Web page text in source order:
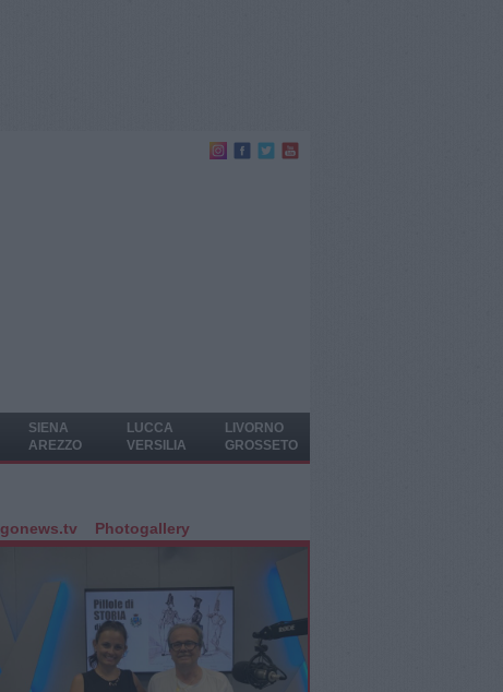
SIENA
AREZZO
LUCCA
VERSILIA
LIVORNO
GROSSETO
gonews.tv Photogallery